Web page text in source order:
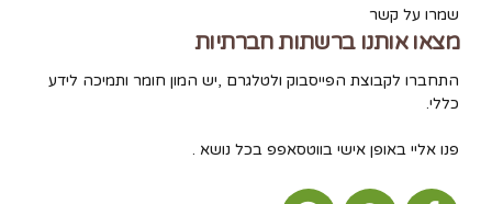
שמרו על קשר
מצאו אותנו ברשתות חברתיות
התחברו לקבוצת הפייסבוק ולטלגרם ,יש המון חומר ותמיכה לידע
כללי.
פנו אליי באופן אישי בווטסאפפ בכל נושא .